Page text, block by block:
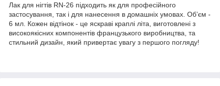
Лак для нігтів RN-26 підходить як для професійного
застосування, так і для нанесення в домашніх умовах. Об’єм -
6 мл. Кожен відтінок - це яскраві краплі літа, виготовлені з
високоякісних компонентів французького виробництва, та
стильний дизайн, який привертає увагу з першого погляду!